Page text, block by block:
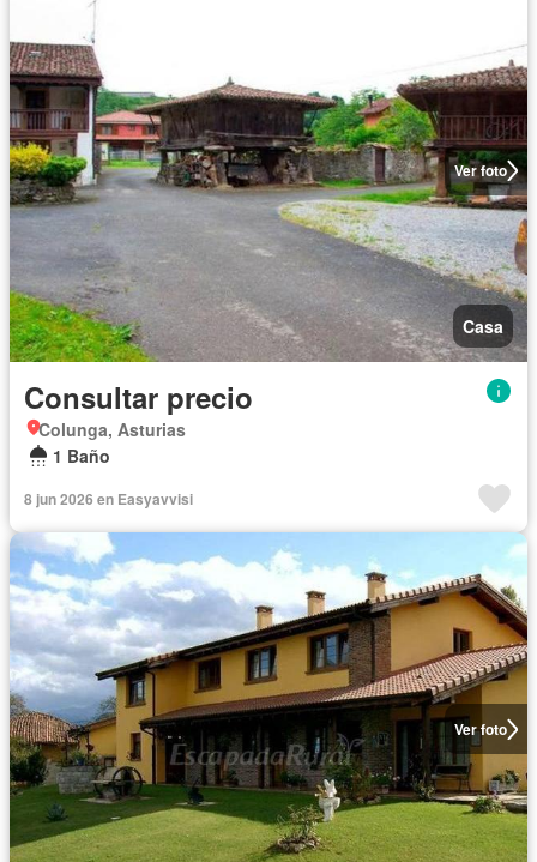
Ver foto
Casa
Consultar precio
Colunga, Asturias
1 Baño
8 jun 2026 en Easyavvisi
Ver foto